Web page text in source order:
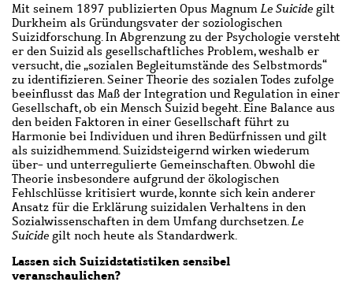
Mit seinem 1897 publizierten Opus Magnum Le Suicide gilt
Durkheim als Gründungsvater der soziologischen
Suizidforschung. In Abgrenzung zu der Psychologie versteht
er den Suizid als gesellschaftliches Problem, weshalb er
versucht, die „sozialen Begleitumstände des Selbstmords“
zu identifizieren. Seiner Theorie des sozialen Todes zufolge
beeinflusst das Maß der Integration und Regulation in einer
Gesellschaft, ob ein Mensch Suizid begeht. Eine Balance aus
den beiden Faktoren in einer Gesellschaft führt zu
Harmonie bei Individuen und ihren Bedürfnissen und gilt
als suizidhemmend. Suizidsteigernd wirken wiederum
über- und unterregulierte Gemeinschaften. Obwohl die
Theorie insbesondere aufgrund der ökologischen
Fehlschlüsse kritisiert wurde, konnte sich kein anderer
Ansatz für die Erklärung suizidalen Verhaltens in den
Sozialwissenschaften in dem Umfang durchsetzen.Le
Suicide gilt noch heute als Standardwerk.
Lassen sich Suizidstatistiken sensibel
veranschaulichen?